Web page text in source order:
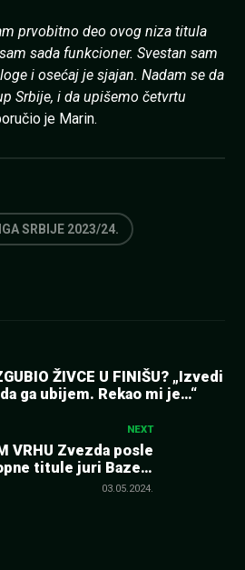
prvobitno deo ovog niza titula
sada funkcioner. Svestan sam
i osećaj je sjajan. Nadam se da
Srbije, i da upišemo četvrtu
je Marin.
SRBIJE 2023/24.
ŽIVCE U FINIŠU? „Izvedi
ga ubijem. Rekao mi je…“
NEXT
VRHU Zvezda posle
titule juri Bazel i
Juventus
03.05.2024.